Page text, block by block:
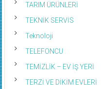
TARIM ÜRÜNLERİ
TEKNİK SERVİS
Teknoloji
TELEFONCU
TEMİZLİK – EV İŞ YERİ
TERZİ VE DİKİM EVLERİ